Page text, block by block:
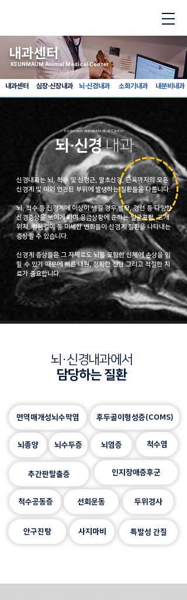
내과센터
KEUNMAUM Animal Medical Center
내과센터 심장·신장내과 뇌·신경내과 소화기내과 내분비내과
Keunmaum Animal Medical Center
뇌·신경내과
신경내과는 뇌, 척수 및 신경근, 말초신경, 근육까지의 모든
신경계 및 이와 연관된 부위에 발생하는 질환들을 다룹니다.
뇌, 척수 등 신경계에 이상이 생길 경우 발작, 경련 등 다양한
신경증상을 보이게 되며 응급상황에 준하는 얼굴표정, 고개
위치, 걸음걸이 등 미세한 변화들이 신경계 질환을 나타내는
증상일 수 있습니다.
신경계 증상들은 그 자체로도 뇌를 포함한 신체에 손상을 입
힐 수 있기 때문에 빠른 내원, 정확한 진단 그리고 적절한 치
료가 중요합니다.
뇌·신경내과에서
담당하는 질환
면역매개성뇌수막염 후두골이형성증(COMS)
뇌종양 뇌수두증 뇌염증 척수염
추간판탈출증 인지장애증후군
척수공동증 선회운동 두위경사
안구진탕 사지마비 특발성 간질